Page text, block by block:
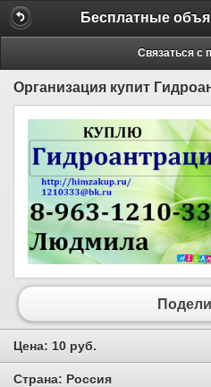
Связаться с
Организация купит
Цена: 10 руб.
Страна: Россия